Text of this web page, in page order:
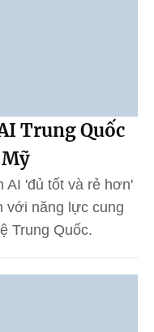
Trung Quốc
AI 'đủ tốt và rẻ hơn'
với năng lực cung
Trung Quốc.